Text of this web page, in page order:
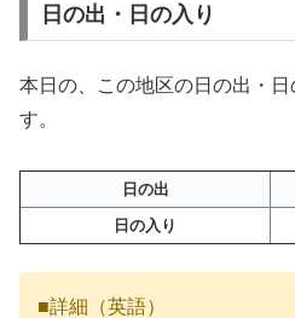
日の出・日の入り
本日の、この地区の日の出・
す。
日の出
日の入り
■詳細（英語）